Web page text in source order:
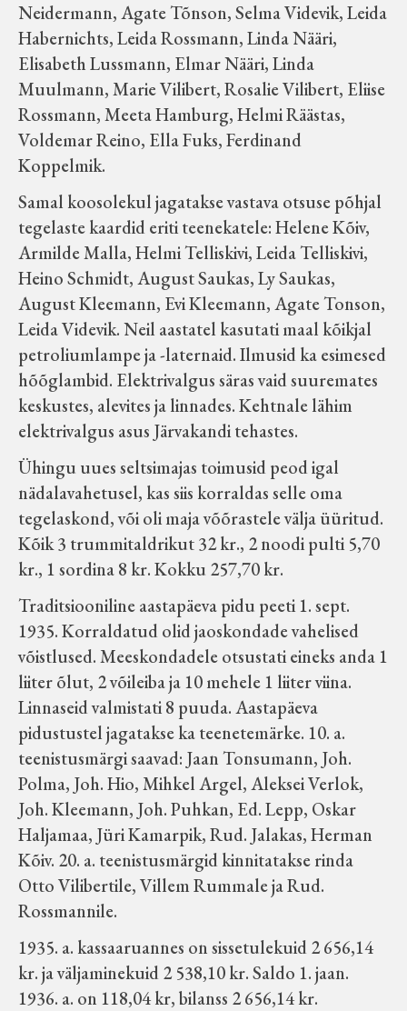
Neidermann, Agate Tõnson, Selma Videvik, Leida
Habernichts, Leida Rossmann, Linda Nääri,
Elisabeth Lussmann, Elmar Nääri, Linda
Muulmann, Marie Vilibert, Rosalie Vilibert, Eliise
Rossmann, Meeta Hamburg, Helmi Räästas,
Voldemar Reino, Ella Fuks, Ferdinand
Koppelmik.
Samal koosolekul jagatakse vastava otsuse põhjal
tegelaste kaardid eriti teenekatele: Helene Kõiv,
Armilde Malla, Helmi Telliskivi, Leida Telliskivi,
Heino Schmidt, August Saukas, Ly Saukas,
August Kleemann, Evi Kleemann, Agate Tonson,
Leida Videvik. Neil aastatel kasutati maal kõikjal
petroliumlampe ja -laternaid. Ilmusid ka esimesed
hõõglambid. Elektrivalgus säras vaid suuremates
keskustes, alevites ja linnades. Kehtnale lähim
elektrivalgus asus Järvakandi tehastes.
Ühingu uues seltsimajas toimusid peod igal
nädalavahetusel, kas siis korraldas selle oma
tegelaskond, või oli maja võõrastele välja üüritud.
Kõik 3 trummitaldrikut 32 kr., 2 noodi pulti 5,70
kr., 1 sordina 8 kr. Kokku 257,70 kr.
Traditsiooniline aastapäeva pidu peeti 1. sept.
1935. Korraldatud olid jaoskondade vahelised
võistlused. Meeskondadele otsustati eineks anda 1
liiter õlut, 2 võileiba ja 10 mehele 1 liiter viina.
Linnaseid valmistati 8 puuda. Aastapäeva
pidustustel jagatakse ka teenetemärke. 10. a.
teenistusmärgi saavad: Jaan Tonsumann, Joh.
Polma, Joh. Hio, Mihkel Argel, Aleksei Verlok,
Joh. Kleemann, Joh. Puhkan, Ed. Lepp, Oskar
Haljamaa, Jüri Kamarpik, Rud. Jalakas, Herman
Kõiv. 20. a. teenistusmärgid kinnitatakse rinda
Otto Vilibertile, Villem Rummale ja Rud.
Rossmannile.
1935. a. kassaaruannes on sissetulekuid 2 656,14
kr. ja väljaminekuid 2 538,10 kr. Saldo 1. jaan.
1936. a. on 118,04 kr, bilanss 2 656,14 kr.